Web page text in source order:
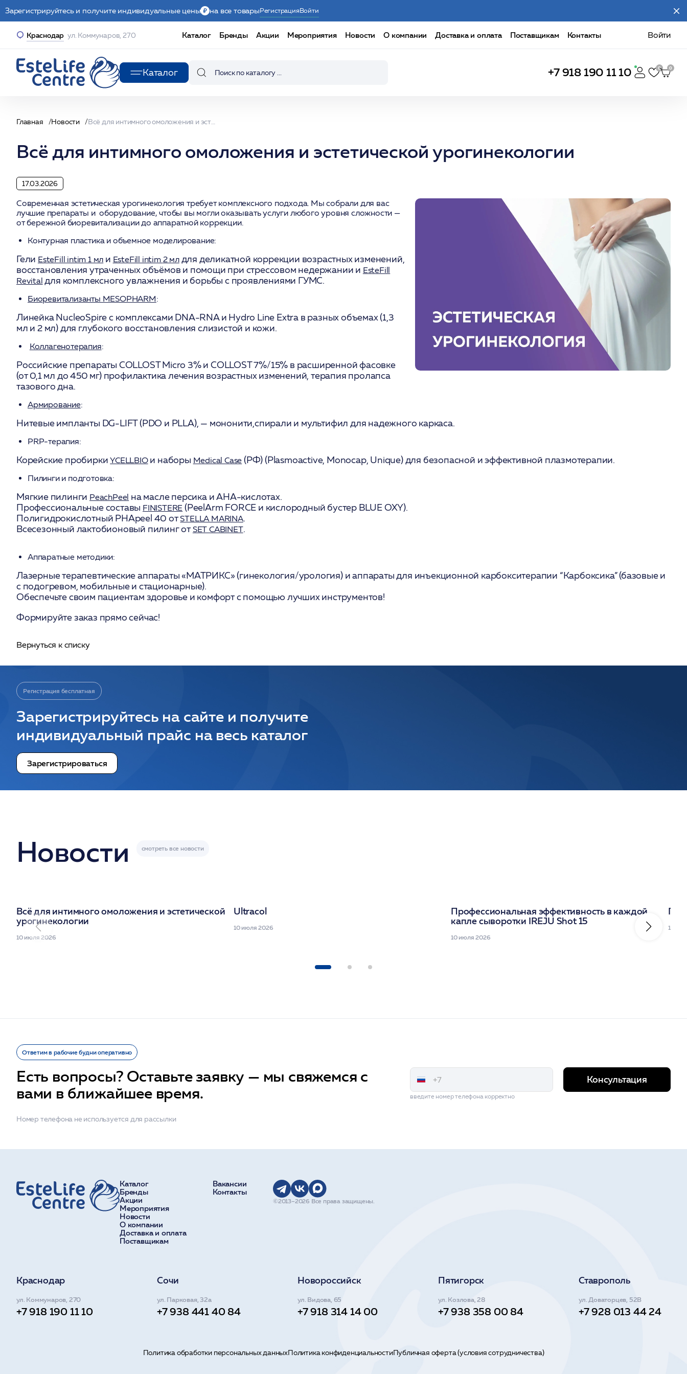
Зарегистрируйтесь и получите индивидуальные цены на все товарыРегистрацияВойти
Краснодар ул. Коммунаров, 270 Каталог Бренды Акции Мероприятия Новости О компании Доставка и оплата Поставщикам Контакты Войти
Каталог +7 918 190 11 10
Главная Новости
Всё для интимного омоложения и эстетической урогинекологии
17.03.2026
Современная эстетическая урогинекология требует комплексного подхода. Мы собрали для вас
лучшие препараты и оборудование, чтобы вы могли оказывать услуги любого уровня сложности —
от бережной биоревитализации до аппаратной коррекции.
Контурная пластика и объемное моделирование:
Гели EsteFill intim 1 мл и EsteFill intim 2 млдля деликатной коррекции возрастных изменений,
восстановления утраченных объёмов и помощи при стрессовом недержании и EsteFill
Revital для комплексного увлажнения и борьбы с проявлениями ГУМС.
Биоревитализанты MESOPHARM:
Линейка NucleoSpire с комплексами DNA-RNA и Hydro Line Extra в разных объемах (1,3
мл и 2 мл) для глубокого восстановления слизистой и кожи.
Коллагенотерапия:
Российские препараты COLLOST Micro 3% и COLLOST 7%/15% в расширенной фасовке
(от 0,1 мл до 450 мг) профилактика лечения возрастных изменений, терапия пролапса
тазового дна.
Армирование:
Нитевые импланты DG-LIFT (PDO и PLLA), — мононити,спирали и мультифил для надежного каркаса.
PRP-терапия:
Корейские пробиркиYCELLBIOи наборы Medical Case (РФ) (Plasmoactive, Monocap, Unique) для безопасной и эффективной плазмотерапии.
Пилинги и подготовка:
Мягкие пилинги PeachPeel на масле персика и АНА-кислотах.
Профессиональные составы FINISTERE (PeelArm FORCE и кислородный бустер BLUE OXY).
Полигидрокислотный PHApeel 40 отSTELLA MARINA.
Всесезонный лактобионовый пилинг отSET CABINET.
Аппаратные методики:
Лазерные терапевтические аппараты «МАТРИКС» (гинекология/урология) и аппараты для инъекционной карбокситерапии “Карбоксика” (базовые и
с подогревом, мобильные и стационарные).
Обеспечьте своим пациентам здоровье и комфорт с помощью лучших инструментов!
Формируйте заказ прямо сейчас!
Вернуться к списку
Регистрация бесплатная
Зарегистрируйтесь на сайте и получите
индивидуальный прайс на весь каталог
Зарегистрироваться
Новости
Всё для интимного омоложения и эстетической
урогинекологии
10 июля 2026
Ultracol
10 июля 2026
Профессиональная эффективность в каждой
капле сыворотки IREJU Shot 15
10 июля 2026
10
Ответим в рабочие будни оперативно
Есть вопросы? Оставьте заявку — мы свяжемся с
вами в ближайшее время.
Номер телефона не используется для рассылки
введите номер телефона корректно
Консультация
Каталог
Бренды
Акции
Мероприятия
Новости
О компании
Доставка и оплата
Поставщикам
Вакансии
Контакты
©2013–2026 Все права защищены.
Краснодар
ул. Коммунаров, 270
+7 918 190 11 10
Сочи
ул. Парковая, 32а
+7 938 441 40 84
Новороссийск
ул. Видова, 65
+7 918 314 14 00
Пятигорск
ул. Козлова, 28
+7 938 358 00 84
Ставрополь
ул. Доваторцев, 52В
+7 928 013 44 24
Политика обработки персональных данныхПолитика конфиденциальностиПубличная оферта (условия сотрудничества)